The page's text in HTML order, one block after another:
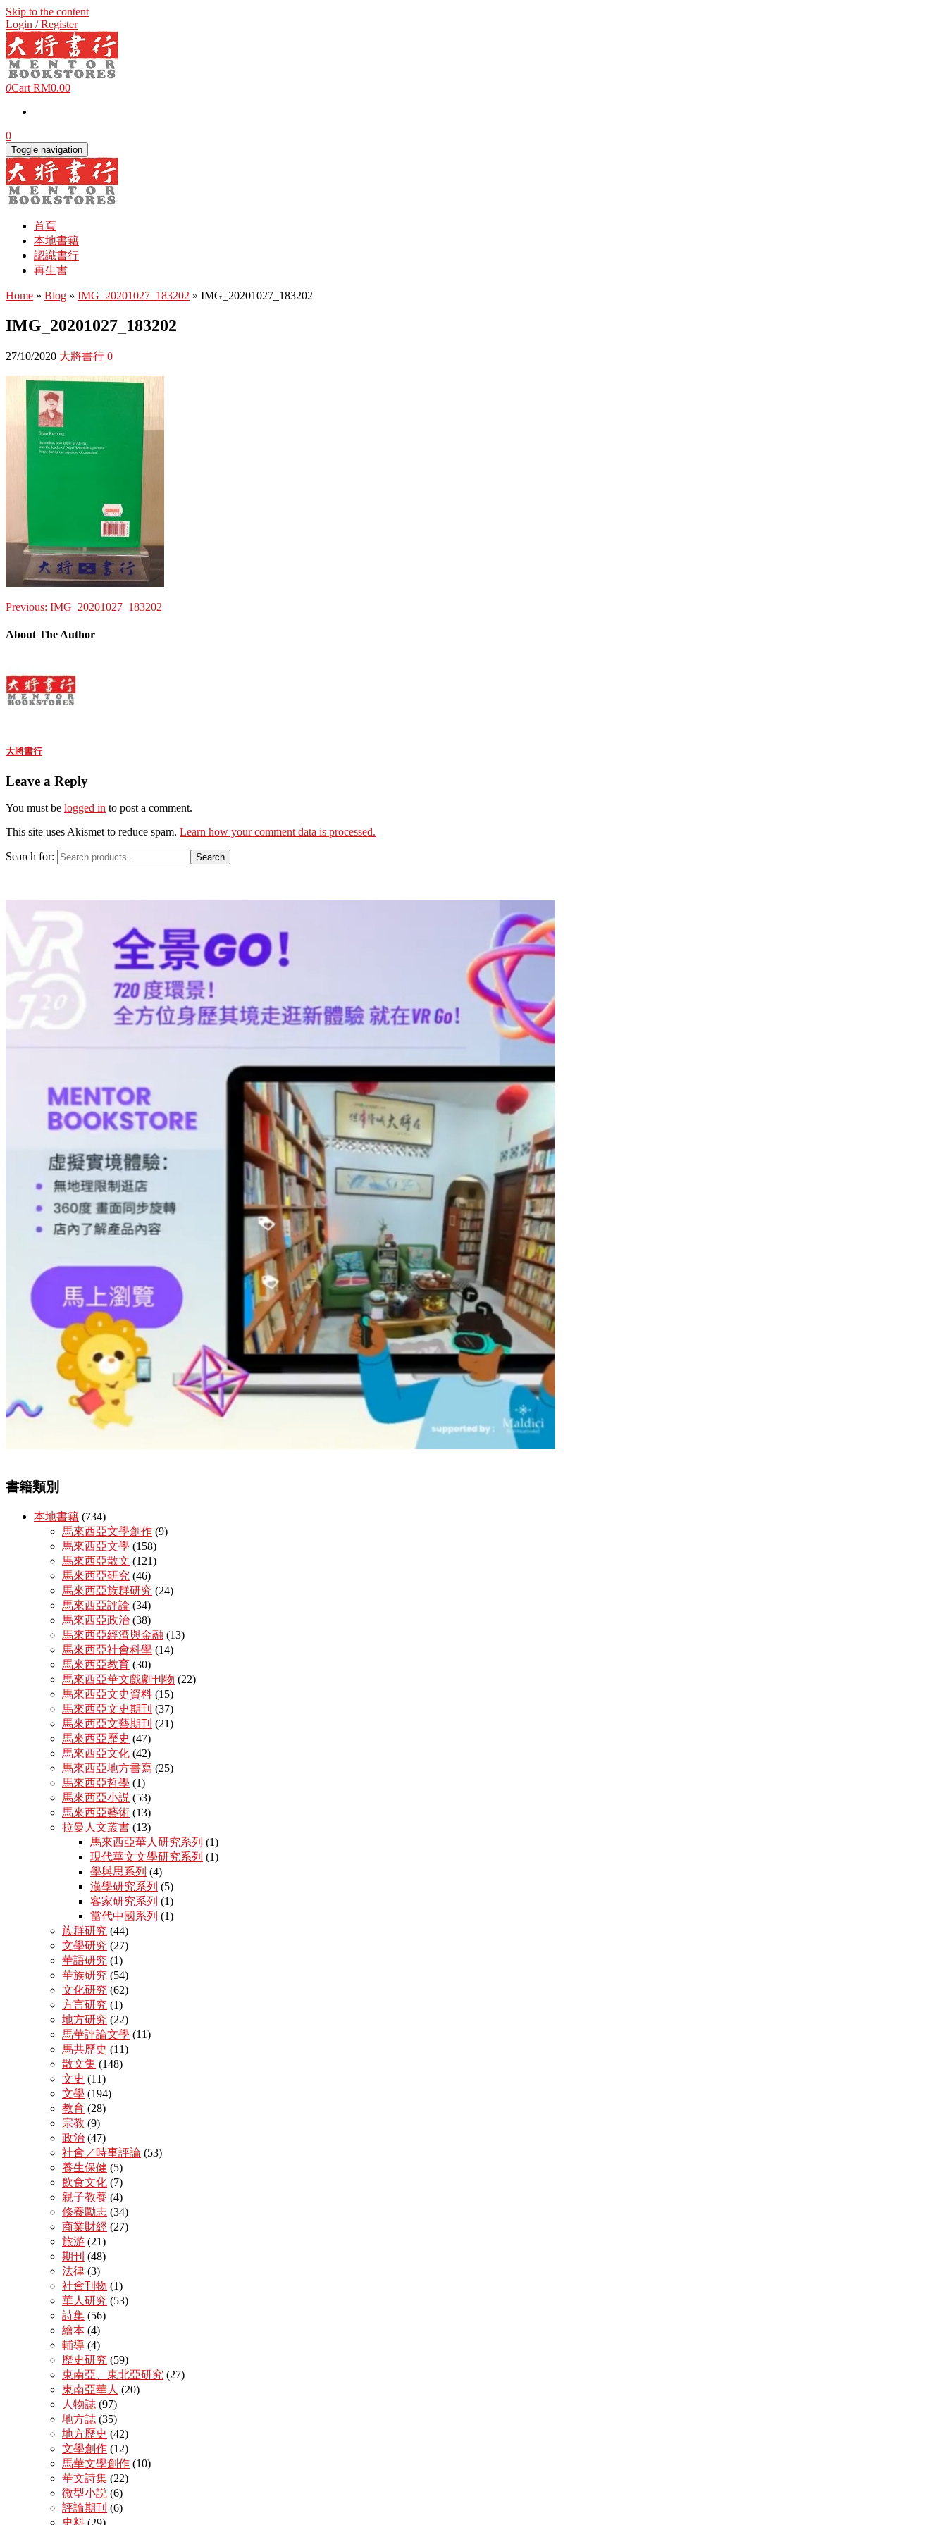
Skip to the content
Login / Register
0Cart RM0.00
0
Toggle navigation
首頁
本地書籍
認識書行
再生書
Home » Blog » IMG_20201027_183202 » IMG_20201027_183202
IMG_20201027_183202
27/10/2020 大將書行 0
Previous: IMG_20201027_183202
About The Author
大將書行
Leave a Reply
You must be logged in to post a comment.
This site uses Akismet to reduce spam. Learn how your comment data is processed.
Search for: Search
書籍類別
本地書籍 (734)
馬來西亞文學創作 (9)
馬來西亞文學 (158)
馬來西亞散文 (121)
馬來西亞研究 (46)
馬來西亞族群研究 (24)
馬來西亞評論 (34)
馬來西亞政治 (38)
馬來西亞經濟與金融 (13)
馬來西亞社會科學 (14)
馬來西亞教育 (30)
馬來西亞華文戲劇刊物 (22)
馬來西亞文史資料 (15)
馬來西亞文史期刊 (37)
馬來西亞文藝期刊 (21)
馬來西亞歷史 (47)
馬來西亞文化 (42)
馬來西亞地方書寫 (25)
馬來西亞哲學 (1)
馬來西亞小説 (53)
馬來西亞藝術 (13)
拉曼人文叢書 (13)
馬來西亞華人研究系列 (1)
現代華文文學研究系列 (1)
學與思系列 (4)
漢學研究系列 (5)
客家研究系列 (1)
當代中國系列 (1)
族群研究 (44)
文學研究 (27)
華語研究 (1)
華族研究 (54)
文化研究 (62)
方言研究 (1)
地方研究 (22)
馬華評論文學 (11)
馬共歷史 (11)
散文集 (148)
文史 (11)
文學 (194)
教育 (28)
宗教 (9)
政治 (47)
社會／時事評論 (53)
養生保健 (5)
飲食文化 (7)
親子教養 (4)
修養勵志 (34)
商業財經 (27)
旅游 (21)
期刊 (48)
法律 (3)
社會刊物 (1)
華人研究 (53)
詩集 (56)
繪本 (4)
輔導 (4)
歷史研究 (59)
東南亞、東北亞研究 (27)
東南亞華人 (20)
人物誌 (97)
地方誌 (35)
地方歷史 (42)
文學創作 (12)
馬華文學創作 (10)
華文詩集 (22)
微型小説 (6)
評論期刊 (6)
史料 (29)